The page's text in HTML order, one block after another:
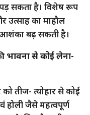
सकता है। विशेष रूप
उत्साह का माहौल
बढ़ सकती है।
भावना से कोई लेना-
तीज- त्योहार से कोई
होली जैसे महत्वपूर्ण